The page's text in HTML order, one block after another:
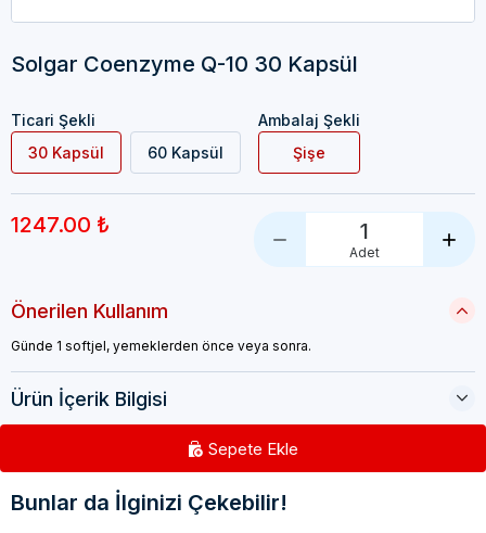
Solgar Coenzyme Q-10 30 Kapsül
Ticari Şekli
30 Kapsül
60 Kapsül
Ambalaj Şekli
Şişe
1247.00 ₺ 1
Adet
Önerilen Kullanım
Günde 1 softjel, yemeklerden önce veya sonra.
Ürün İçerik Bilgisi
Sepete Ekle
Bunlar da İlginizi Çekebilir!